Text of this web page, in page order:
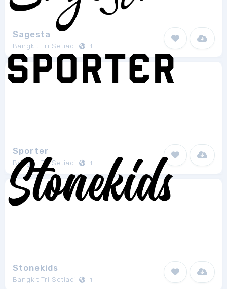
Sagesta
Bangkit Tri Setiadi 1
Sporter
Bangkit Tri Setiadi 1
Stonekids
Bangkit Tri Setiadi 1